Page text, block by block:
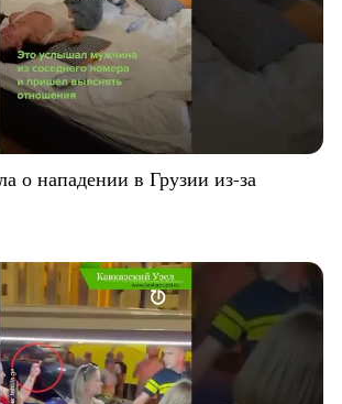
о нападении в Грузии из-за